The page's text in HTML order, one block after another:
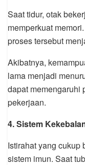
Saat tidur, otak
memperkuat
proses tersebut
Akibatnya,
lama menjadi
dapat memengaruhi
pekerjaan.
4. Sistem
Istirahat yang cukup
sistem imun. Saat